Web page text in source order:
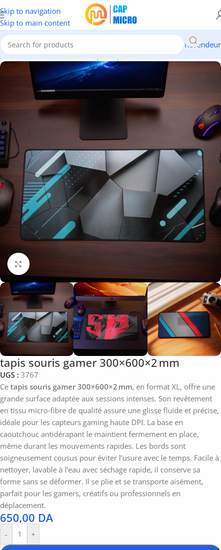
Skip to navigation
Skip to main content
Revendeur
Accueil/INFORMATIQUE/Périphériques/Divers Accessoires
Click to enlarge
tapis souris gamer 300×600×2 mm
UGS : 3767
Ce tapis souris gamer 300×600×2 mm, en format XL, offre une
grande surface adaptée aux sessions intenses. Son revêtement
en tissu micro‑fibre de qualité assure une glisse fluide et précise,
idéale pour les capteurs gaming haute DPI. La base en
caoutchouc antidérapant le maintient fermement en place,
même durant les mouvements rapides. Les bords sont
soigneusement cousus pour éviter l’usure avec le temps. Facile à
nettoyer, lavable à l’eau avec séchage rapide, il conserve sa
forme sans se déformer. Il se plie et se transporte aisément,
parfait pour les gamers, créatifs ou professionnels en
déplacement.
650,00 DA
- +